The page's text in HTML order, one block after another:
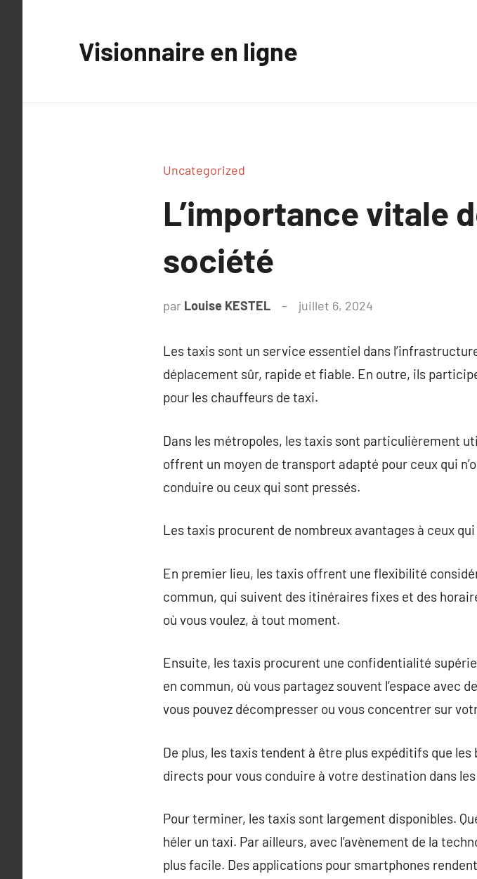
Visionnaire en ligne
Uncategorized
L’importance vitale
société
par Louise KESTEL juillet 6, 2024
Les taxis sont un service essentiel dans
déplacement sûr, rapide et fiable. En outre, ils
pour les chauffeurs de taxi.
Dans les métropoles, les taxis sont particulièrement
offrent un moyen de transport adapté pour ceux qui
conduire ou ceux qui sont pressés.
Les taxis procurent de nombreux avantages à ceux
En premier lieu, les taxis offrent une flexibilité
commun, qui suivent des itinéraires fixes et des
où vous voulez, à tout moment.
Ensuite, les taxis procurent une confidentialité
en commun, où vous partagez souvent l’espace avec
vous pouvez décompresser ou vous concentrer sur
De plus, les taxis tendent à être plus expéditifs que
directs pour vous conduire à votre destination dans
Pour terminer, les taxis sont largement disponibles.
héler un taxi. Par ailleurs, avec l’avènement de la
plus facile. Des applications pour smartphones